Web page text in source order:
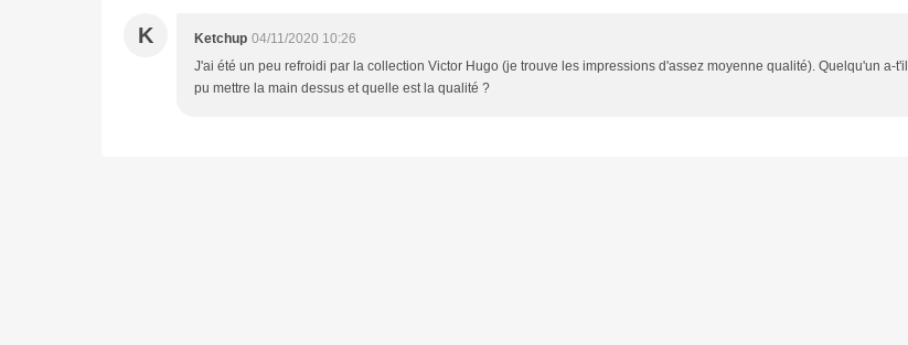
K Ketchup 04/11/2020 10:26
J'ai été un peu refroidi par la collection Victor Hugo (je trouve les impressions d'assez moyenne qualité). Quelqu'un a-t'il
pu mettre la main dessus et quelle est la qualité ?